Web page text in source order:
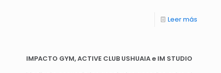
Leer más
IMPACTO GYM, ACTIVE CLUB USHUAIA e IM STUDIO